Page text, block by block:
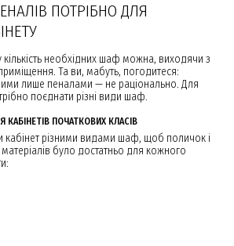
ПОТРІБНО ДЛЯ
кількість необхідних шаф можна, виходячи з
Та ви, мабуть, погодитеся:
лише пеналами — не раціонально. Для
поєднати різні види шаф.
ПОЧАТКОВИХ КЛАСІВ
різними видами шаф, щоб поличок і
було достатньо для кожного